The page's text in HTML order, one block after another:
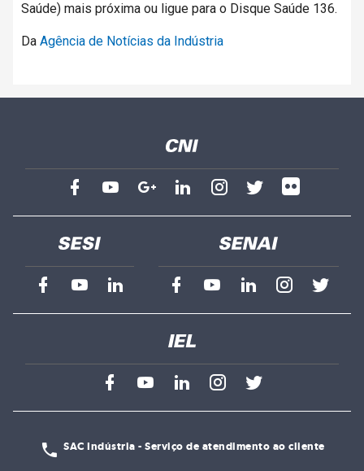
Saúde) mais próxima ou ligue para o Disque Saúde 136.
Da Agência de Notícias da Indústria
SAC Indústria - Serviço de atendimento ao cliente